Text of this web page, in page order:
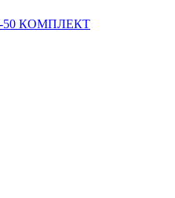
50 КОМПЛЕКТ